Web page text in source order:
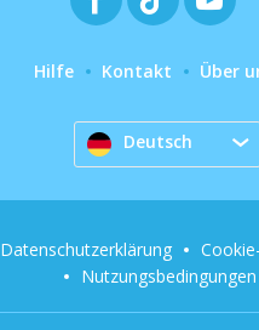
Hilfe Kontakt Über
Deutsch
Datenschutzerklärung
Nutzungsbedingungen